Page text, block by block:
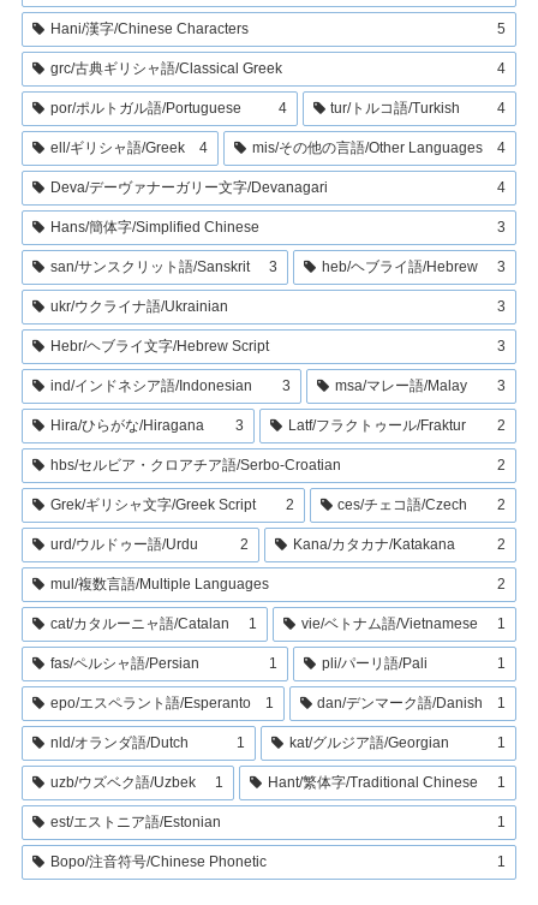
Hani/漢字/Chinese Characters 5
grc/古典ギリシャ語/Classical Greek 4
por/ポルトガル語/Portuguese 4 tur/トルコ語/Turkish 4
ell/ギリシャ語/Greek 4 mis/その他の言語/Other Languages 4
Deva/デーヴァナーガリー文字/Devanagari 4
Hans/簡体字/Simplified Chinese 3
san/サンスクリット語/Sanskrit 3 heb/ヘブライ語/Hebrew 3
ukr/ウクライナ語/Ukrainian 3
Hebr/ヘブライ文字/Hebrew Script 3
ind/インドネシア語/Indonesian 3 msa/マレー語/Malay 3
Hira/ひらがな/Hiragana 3 Latf/フラクトゥール/Fraktur 2
hbs/セルビア・クロアチア語/Serbo-Croatian 2
Grek/ギリシャ文字/Greek Script 2 ces/チェコ語/Czech 2
urd/ウルドゥー語/Urdu 2 Kana/カタカナ/Katakana 2
mul/複数言語/Multiple Languages 2
cat/カタルーニャ語/Catalan 1 vie/ベトナム語/Vietnamese 1
fas/ペルシャ語/Persian 1 pli/パーリ語/Pali 1
epo/エスペラント語/Esperanto 1 dan/デンマーク語/Danish 1
nld/オランダ語/Dutch 1 kat/グルジア語/Georgian 1
uzb/ウズベク語/Uzbek 1 Hant/繁体字/Traditional Chinese 1
est/エストニア語/Estonian 1
Bopo/注音符号/Chinese Phonetic 1